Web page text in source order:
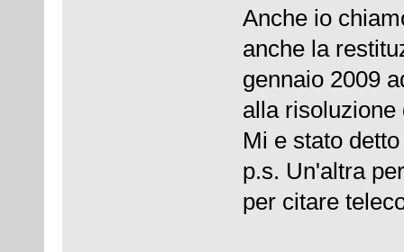
Anche io
anche la
gennaio 2009
alla risoluzione
Mi e stato
p.s. Un'altra
per citare